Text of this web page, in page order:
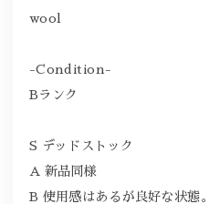
wool
-Condition-
Bランク
S デッドストック
A 新品同様
B 使用感はあるが良好な状態。